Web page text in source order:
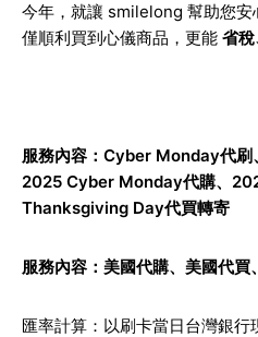
今年，就讓 smilelong 幫助您
僅順利買到心儀商品，更能 省
服務內容： Cyber Monday代刷、
2025 Cyber Monday代購、
Thanksgiving Day代買轉寄
服務內容： 美國代購、 美國代買、
匯率計算：以刷卡當日台灣銀行